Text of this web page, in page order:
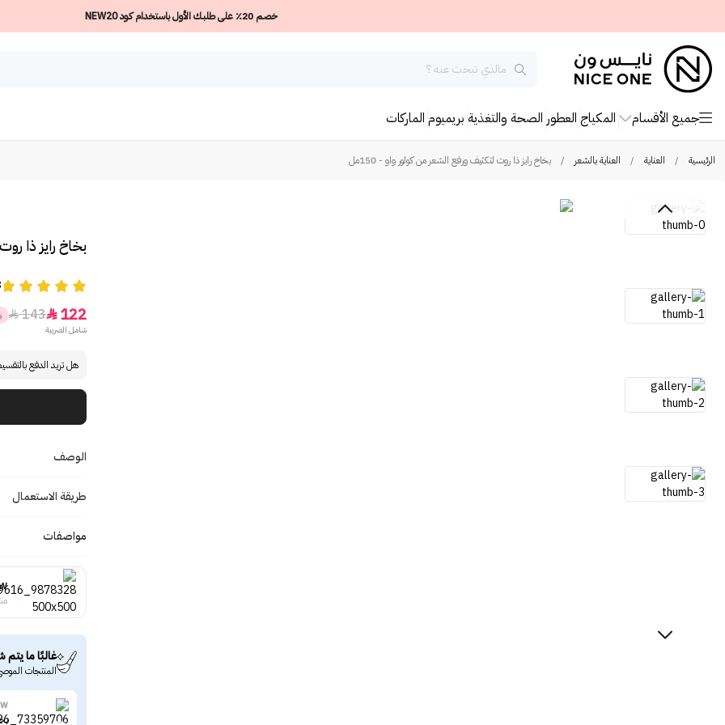
خصم 20٪ على طلبك الأول باستخدام كود NEW20
جميع الأقسام المكياج العطور الصحة والتغذية بريميوم الماركات
الرئيسية / العناية / العناية بالشعر / بخاخ رايز ذا روت لتكثيف ورفع الشعر من كولور واو - 150مل
بخاخ رايز ذا روت
122

143

شامل الضريبة
هل تريد الدفع
الوصف
طريقة الاستعمال
مواصفات
غالبًا ما يتم
المنتجات